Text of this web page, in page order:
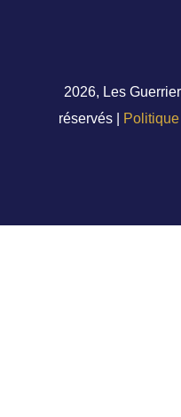
2026, Les
réservés |